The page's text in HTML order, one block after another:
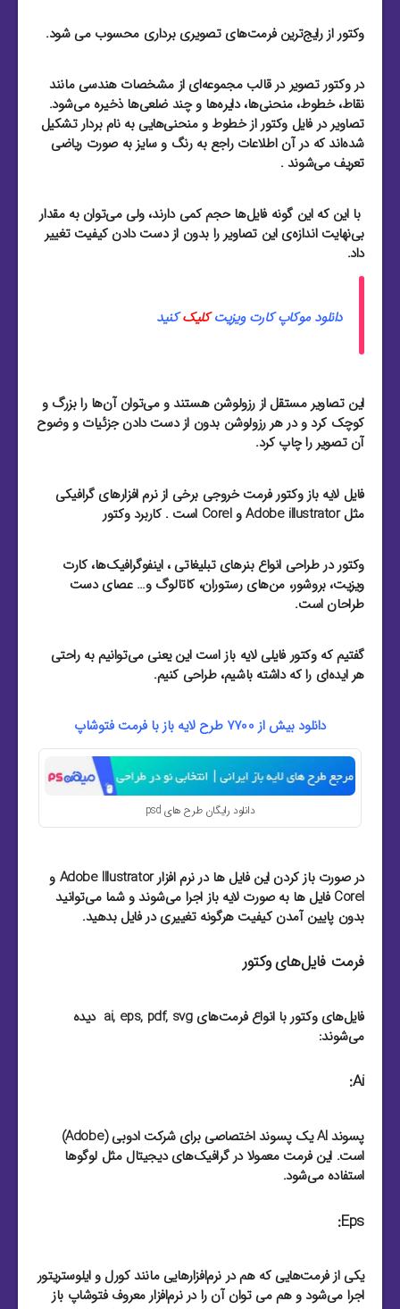
وکتور از رایج‌ترین فرمت‌های تصویری برداری محسوب می شود.
در وکتور تصویر در قالب مجموعه‌ای از مشخصات هندسی مانند
نقاط، خطوط، منحنی‌ها، دایره‌ها و چند ضلعی‌ها ذخیره می‌شود.
تصاویر در فایل وکتور از خطوط و منحنی‌هایی به نام بردار تشکیل
شده‌اند که در آن اطلاعات راجع به رنگ و سایز به صورت ریاضی
تعریف می‌شوند .
با این که این گونه فایل‌ها حجم کمی دارند، ولی می‌توان به مقدار
بی‌نهایت اندازه‌ی این تصاویر را بدون از دست دادن کیفیت تغییر
داد.
دانلود موکاپ کارت ویزیتکلیککنید
این تصاویر مستقل از رزولوشن هستند و می‌توان آن‌ها را بزرگ و
کوچک کرد و در هر رزولوشن بدون از دست دادن جزئیات و وضوح
آن تصویر را چاپ کرد.
فایل لایه باز وکتور فرمت خروجی برخی از نرم افزار‌های گرافیکی
مثل Adobe illustrator و Corel است . کاربرد وکتور
وکتور در طراحی انواع بنرهای تبلیغاتی ، اینفوگرافیک‌ها، کارت
ویزیت‌، بروشور‌، من‌های رستوران‌، کاتالوگ و… عصای دست
طراحان است.
گفتیم که وکتور فایلی لایه باز است این یعنی می‌توانیم به راحتی
هر ایده‌ای را که داشته باشیم، طراحی کنیم.
دانلود بیش از 7700 طرح لایه باز با فرمت فتوشاپ
دانلود رایگان طرح های psd
در صورت باز کردن این فایل ها در نرم افزار Adobe Illustrator و
Corel فایل ها به صورت لایه باز اجرا می‌شوند و شما می‌توانید
بدون پایین آمدن کیفیت هرگونه تغییری در فایل بدهید.
فرمت فایل‌های وکتور
فایل‌های وکتور با انواع فرمت‌های ai, eps, pdf, svg دیده
می‌شوند:
Ai:
پسوند AI یک پسوند اختصاصی برای شرکت ادوبی (Adobe)
است. این فرمت معمولا در گرافیک‌های دیجیتال مثل لوگو‌ها
استفاده می‌شود.
Eps:
یکی از فرمت‌هایی که هم در نرم‌افزار‌هایی مانند کورل و ایلوستریتور
اجرا می‌شود و هم می توان آن را در نرم‌افزار معروف فتوشاپ باز